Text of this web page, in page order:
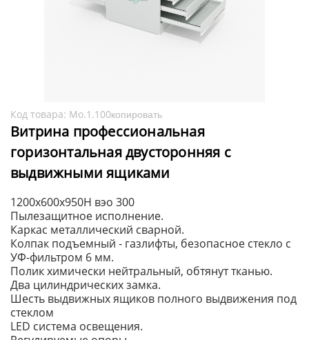
Код товара: Мо.1.100копировать
Витрина профессиональная
горизонтальная двусторонняя с
выдвижными ящиками
Пылезащитное исполнение.
Каркас металлический сварной.
Колпак подъемный - газлифты, безопасное стекло с
УФ-фильтром 6 мм.
Полик химически нейтральный, обтянут тканью.
Два цилиндрических замка.
Шесть выдвижных ящиков полного выдвижения под
стеклом
LED система освещения.
1200x600x950H вэо 300